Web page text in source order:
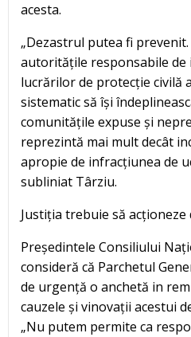
acesta.
„Dezastrul putea fi
autoritățile responsabile de
lucrărilor de protecție civilă
sistematic să își
comunitățile expuse și
reprezintă mai mult decât
apropie de infracțiunea de
subliniat Târziu.
Justiția trebuie să
Președintele Consiliului
consideră că Parchetul
de urgență o anchetă in
cauzele și vinovații acestui
„Nu putem permite ca